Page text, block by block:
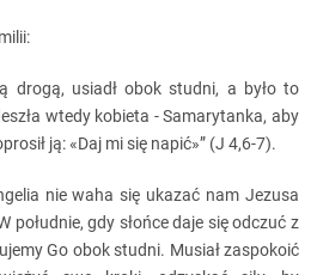
drogą, usiadł obok studni, a było to
wtedy kobieta - Samarytanka, aby
ją: «Daj mi się napić»” (J 4,6-7).
nie waha się ukazać nam Jezusa
południe, gdy słońce daje się odczuć z
Go obok studni. Musiał zaspokoić